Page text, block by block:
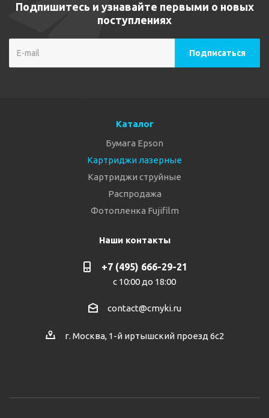
Подпишитесь и узнавайте первыми о новых
поступлениях
Каталог
Бумага Epson
Картриджи лазерные
Картриджи струйные
Распродажа
Фотопленка Fujifilm
Наши контакты
+7 (495) 666-29-21
с 10:00 до 18:00
contact@cmyki.ru
г. Москва, 1-й иртышский проезд 6с2